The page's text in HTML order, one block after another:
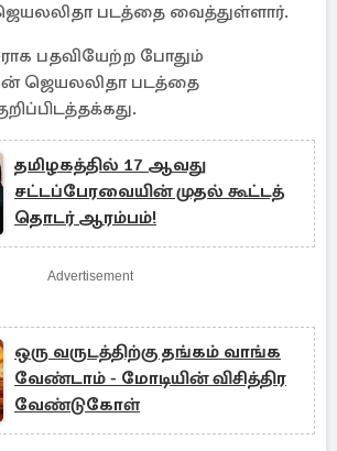
படத்தை வைத்துள்ளார்.
பதவியேற்ற போதும்
ஜெயலலிதா படத்தை
தமிழகத்தில் 17 ஆவது
சட்டப்பேரவையின் முதல் கூட்டத்
தொடர் ஆரம்பம்!
Advertisement
ஒரு வருடத்திற்கு தங்கம் வாங்க
வேண்டாம் - மோடியின் விசித்திர
வேண்டுகோள்